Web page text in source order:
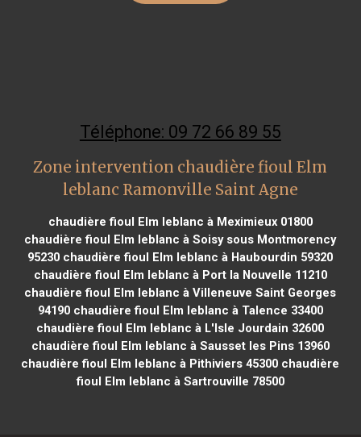
Téléphone: 09 72 66 89 55
Zone intervention chaudière fioul Elm
leblanc Ramonville Saint Agne
chaudière fioul Elm leblanc à Meximieux 01800
chaudière fioul Elm leblanc à Soisy sous Montmorency
95230 chaudière fioul Elm leblanc à Haubourdin 59320
chaudière fioul Elm leblanc à Port la Nouvelle 11210
chaudière fioul Elm leblanc à Villeneuve Saint Georges
94190chaudière fioul Elm leblanc à Talence 33400
chaudière fioul Elm leblanc à L'Isle Jourdain 32600
chaudière fioul Elm leblanc à Sausset les Pins 13960
chaudière fioul Elm leblanc à Pithiviers 45300 chaudière
fioul Elm leblanc à Sartrouville 78500